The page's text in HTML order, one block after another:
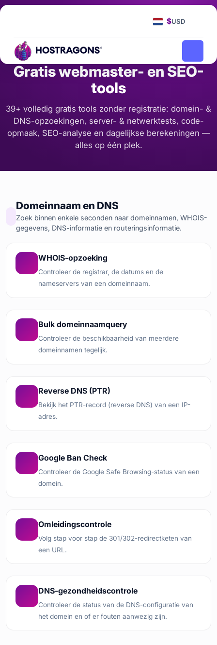
$USD
Gratis webmaster- en SEO-
tools
39+ volledig gratis tools zonder registratie: domein- &
DNS-opzoekingen, server- & netwerktests, code-
opmaak, SEO-analyse en dagelijkse berekeningen —
alles op één plek.
Domeinnaam en DNS
Zoek binnen enkele seconden naar domeinnamen, WHOIS-
gegevens, DNS-informatie en routeringsinformatie.
WHOIS-opzoeking
Controleer de registrar, de datums en de
nameservers van een domeinnaam.
Bulk domeinnaamquery
Controleer de beschikbaarheid van meerdere
domeinnamen tegelijk.
Reverse DNS (PTR)
Bekijk het PTR-record (reverse DNS) van een IP-
adres.
Google Ban Check
Controleer de Google Safe Browsing-status van een
domein.
Omleidingscontrole
Volg stap voor stap de 301/302-redirectketen van
een URL.
DNS-gezondheidscontrole
Controleer de status van de DNS-configuratie van
het domein en of er fouten aanwezig zijn.